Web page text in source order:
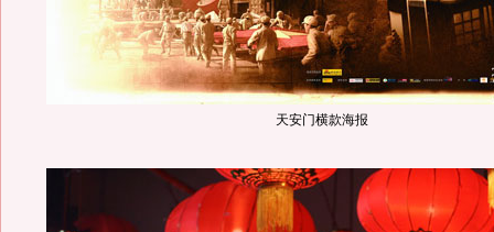
天安门横款海报